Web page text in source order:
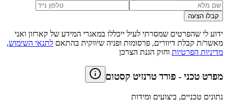
קבלו הצעה
ידוע לי שהפרטים שמסרתי לעיל ייכללו במאגרי המידע של קארזון ואני
מאשר/ת קבלת דיוורים, פרסומות ופניה שיווקית בהתאם לתנאי השימוש,
מדיניות הפרטיות וחוק הגנת הצרכן
מפרט טכני - פורד טרנזיט קסטום
נתונים טכניים, ביצועים ומידות